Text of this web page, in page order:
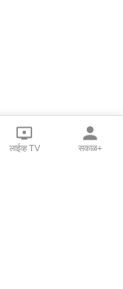
लाईव्ह TV सकाळ+